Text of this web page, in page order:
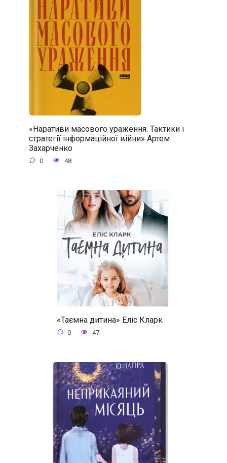
«Наративи масового ураження. Тактики і
стратегії інформаційної війни» Артем
Захарченко
0 48
«Таємна дитина» Еліс Кларк
0 47